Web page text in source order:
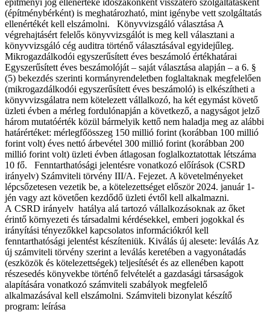
építményi jog ellenértéke időszakonként visszatérő szolgáltatásként
(építménybérként) is meghatározható, mint igénybe vett szolgáltatás
ellenértékét kell elszámolni. Könyvvizsgáló választása A
végrehajtásért felelős könyvvizsgálót is meg kell választani a
könyvvizsgáló cég auditra történő választásával egyidejűleg.
Mikrogazdálkodói egyszerűsített éves beszámoló értékhatárai
Egyszerűsített éves beszámolóját – saját választása alapján – a 6. §
(5) bekezdés szerinti kormányrendeletben foglaltaknak megfelelően
(mikrogazdálkodói egyszerűsített éves beszámoló) is elkészítheti a
könyvvizsgálatra nem kötelezett vállalkozó, ha két egymást követő
üzleti évben a mérleg fordulónapján a következő, a nagyságot jelző
három mutatóérték közül bármelyik kettő nem haladja meg az alábbi
határértéket: mérlegfőösszeg 150 millió forint (korábban 100 millió
forint volt) éves nettó árbevétel 300 millió forint (korábban 200
millió forint volt) üzleti évben átlagosan foglalkoztatottak létszáma
10 fő. Fenntarthatósági jelentésre vonatkozó előírások (CSRD
irányelv) Számviteli törvény III/A. Fejezet. A követelményeket
lépcsőzetesen vezetik be, a kötelezettséget először 2024. január 1-
jén vagy azt követően kezdődő üzleti évtől kell alkalmazni.
A CSRD irányelv hatálya alá tartozó vállalkozásoknak az őket
érintő környezeti és társadalmi kérdésekkel, emberi jogokkal és
irányítási tényezőkkel kapcsolatos információkról kell
fenntarthatósági jelentést készíteniük. Kiválás új alesete: leválás Az
új számviteli törvény szerint a leválás keretében a vagyonátadás
(eszközök és kötelezettségek) teljesítését és az ellenében kapott
részesedés könyvekbe történő felvételét a gazdasági társaságok
alapítására vonatkozó számviteli szabályok megfelelő
alkalmazásával kell elszámolni. Számviteli bizonylat készítő
program: leírása